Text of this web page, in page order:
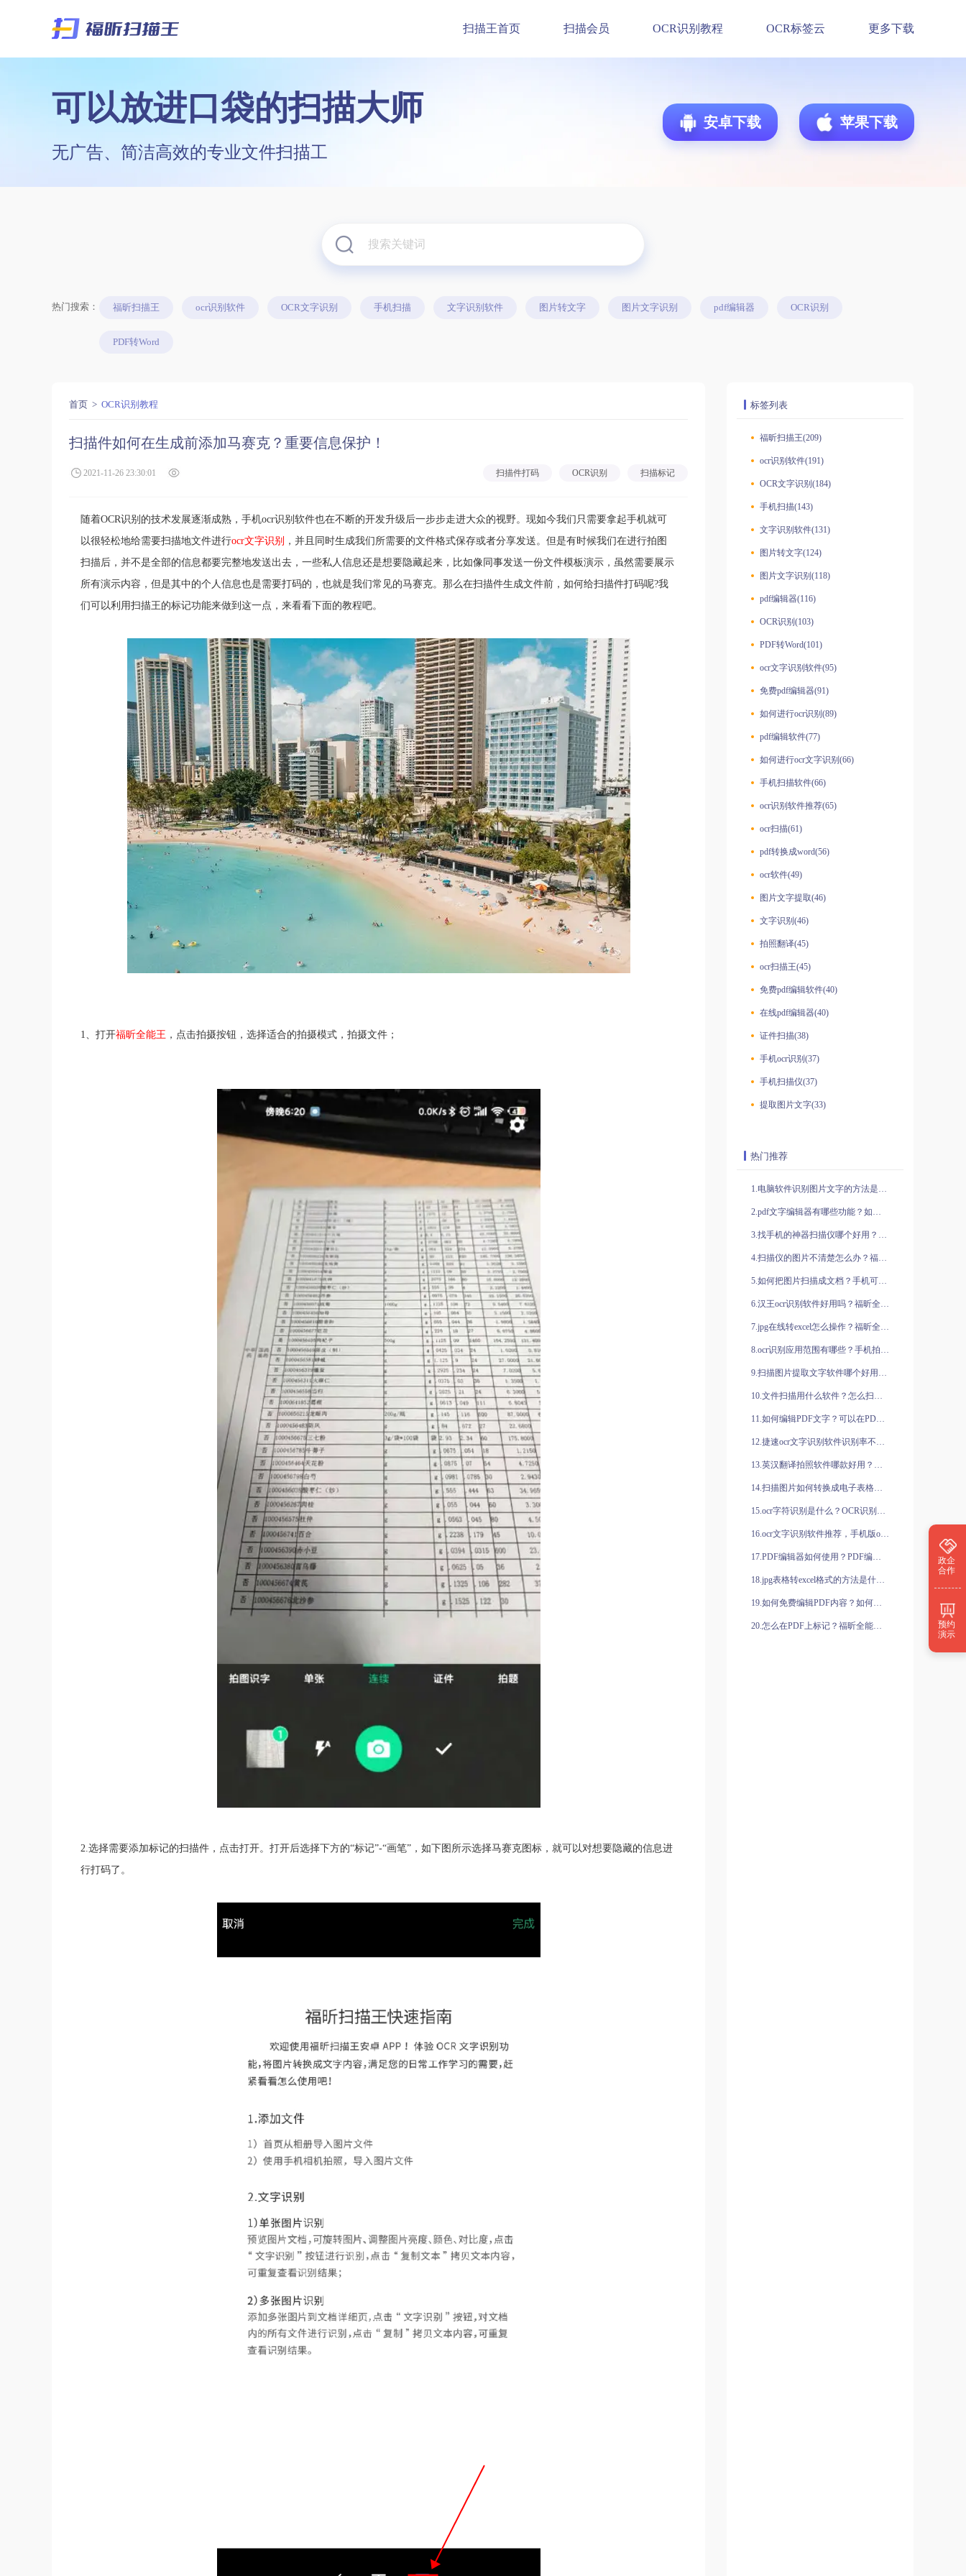
扫描王首页 扫描会员 OCR识别教程 OCR标签云 更多下载
可以放进口袋的扫描大师
无广告、简洁高效的专业文件扫描工
安卓下载 苹果下载
热门搜索： 福昕扫描王 ocr识别软件 OCR文字识别 手机扫描 文字识别软件 图片转文字 图片文字识别 pdf编辑器 OCR识别
PDF转Word
首页 OCR识别教程
扫描件如何在生成前添加马赛克？重要信息保护！
2021-11-26 23:30:01 扫描件打码 OCR识别 扫描标记
随着OCR识别的技术发展逐渐成熟，手机ocr识别软件也在不断的开发升级后一步步走进大众的视野。现如今我们只需要拿起手机就可
以很轻松地给需要扫描地文件进行ocr文字识别 ，并且同时生成我们所需要的文件格式保存或者分享发送。但是有时候我们在进行拍图
扫描后，并不是全部的信息都要完整地发送出去，一些私人信息还是想要隐藏起来，比如像同事发送一份文件模板演示，虽然需要展示
所有演示内容，但是其中的个人信息也是需要打码的，也就是我们常见的马赛克。那么在扫描件生成文件前，如何给扫描件打码呢?我
们可以利用扫描王的标记功能来做到这一点，来看看下面的教程吧。
1、打开福昕全能王 ，点击拍摄按钮，选择适合的拍摄模式，拍摄文件；
2.选择需要添加标记的扫描件，点击打开。打开后选择下方的“标记”-“画笔”，如下图所示选择马赛克图标，就可以对想要隐藏的信息进
行打码了。
标签列表
福昕扫描王(209)
ocr识别软件(191)
OCR文字识别(184)
手机扫描(143)
文字识别软件(131)
图片转文字(124)
图片文字识别(118)
pdf编辑器(116)
OCR识别(103)
PDF转Word(101)
ocr文字识别软件(95)
免费pdf编辑器(91)
如何进行ocr识别(89)
pdf编辑软件(77)
如何进行ocr文字识别(66)
手机扫描软件(66)
ocr识别软件推荐(65)
ocr扫描(61)
pdf转换成word(56)
ocr软件(49)
图片文字提取(46)
文字识别(46)
拍照翻译(45)
ocr扫描王(45)
免费pdf编辑软件(40)
在线pdf编辑器(40)
证件扫描(38)
手机ocr识别(37)
手机扫描仪(37)
提取图片文字(33)
热门推荐
1.电脑软件识别图片文字的方法是什么？ocr识别软件有何功能？
2.pdf文字编辑器有哪些功能？如何使用pdf文字编辑器？
3.找手机的神器扫描仪哪个好用？手机扫描仪怎么扫描文件？
4.扫描仪的图片不清楚怎么办？福昕全能王有什么优势？
5.如何把图片扫描成文档？手机可以扫描文件吗？
6.汉王ocr识别软件好用吗？福昕全能王有哪些特点？
7.jpg在线转excel怎么操作？福昕全能王有哪些功能？
8.ocr识别应用范围有哪些？手机拍照文字识别软件哪个好用？
9.扫描图片提取文字软件哪个好用？如何扫描身份证件？
10.文件扫描用什么软件？怎么扫描身份证？
11.如何编辑PDF文字？可以在PDF中直接编辑文字吗？
12.捷速ocr文字识别软件识别率不高，哪家ocr识别软件识别率高？
13.英汉翻译拍照软件哪款好用？线上翻译的好处有哪些？
14.扫描图片如何转换成电子表格？ocr识别系统的优势有哪些？
15.ocr字符识别是什么？OCR识别注意事项有哪些？
16.ocr文字识别软件推荐，手机版ocr识别软件怎么用？
17.PDF编辑器如何使用？PDF编辑器使用方法是什么？
18.jpg表格转excel格式的方法是什么？图片简历怎么转换为Word文档？
19.如何免费编辑PDF内容？如何免费修改PDF文件？
20.怎么在PDF上标记？福昕全能王帮你快速实现。
政企
合作
预约
演示